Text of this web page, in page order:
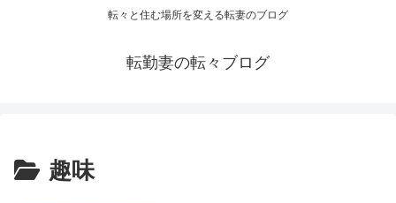
転々と住む場所を変える転妻のブログ
転勤妻の転々ブログ
趣味